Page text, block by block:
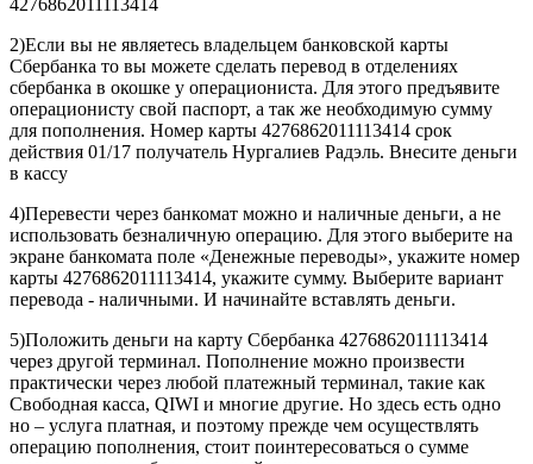
2)Если вы не являетесь владельцем банковской карты
Сбербанка то вы можете сделать перевод в отделениях
сбербанка в окошке у операциониста. Для этого предъявите
операционисту свой паспорт, а так же необходимую сумму
для пополнения. Номер карты 4276862011113414 срок
действия 01/17 получатель Нургалиев Радэль. Внесите деньги
в кассу
4)Перевести через банкомат можно и наличные деньги, а не
использовать безналичную операцию. Для этого выберите на
экране банкомата поле «Денежные переводы», укажите номер
карты 4276862011113414, укажите сумму. Выберите вариант
перевода - наличными. И начинайте вставлять деньги.
5)Положить деньги на карту Сбербанка 4276862011113414
через другой терминал. Пополнение можно произвести
практически через любой платежный терминал, такие как
Свободная касса, QIWI и многие другие. Но здесь есть одно
но – услуга платная, и поэтому прежде чем осуществлять
операцию пополнения, стоит поинтересоваться о сумме